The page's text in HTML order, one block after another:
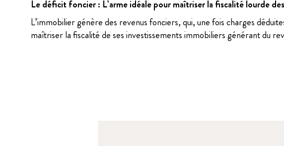
Le déficit foncier : L’arme idéale pour maîtriser la fiscalité lourde
L’immobilier génère des revenus fonciers, qui, une fois charges
maîtriser la fiscalité de ses investissements immobiliers générant du